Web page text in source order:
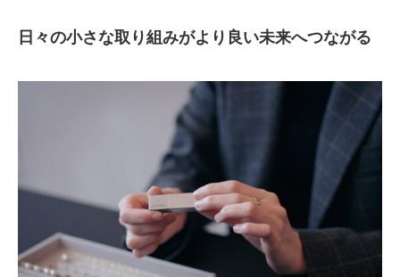
日々の小さな取り組みがより良い未来へつながる